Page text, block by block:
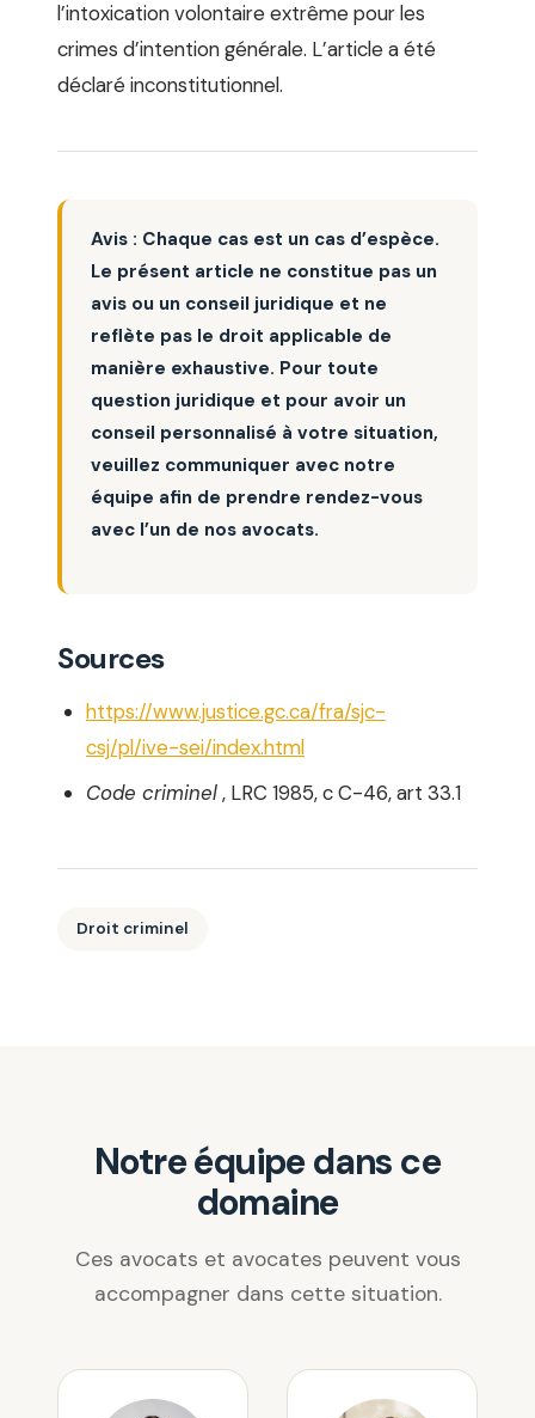
l’intoxication volontaire extrême pour les
crimes d’intention générale. L’article a été
déclaré inconstitutionnel.
Avis : Chaque cas est un cas d’espèce.
Le présent article ne constitue pas un
avis ou un conseil juridique et ne
reflète pas le droit applicable de
manière exhaustive. Pour toute
question juridique et pour avoir un
conseil personnalisé à votre situation,
veuillez communiquer avec notre
équipe afin de prendre rendez-vous
avec l’un de nos avocats.
Sources
https://www.justice.gc.ca/fra/sjc-
csj/pl/ive-sei/index.html
Code criminel, LRC 1985, c C-46, art 33.1
Droit criminel
Notre équipe dans ce
domaine
Ces avocats et avocates peuvent vous
accompagner dans cette situation.